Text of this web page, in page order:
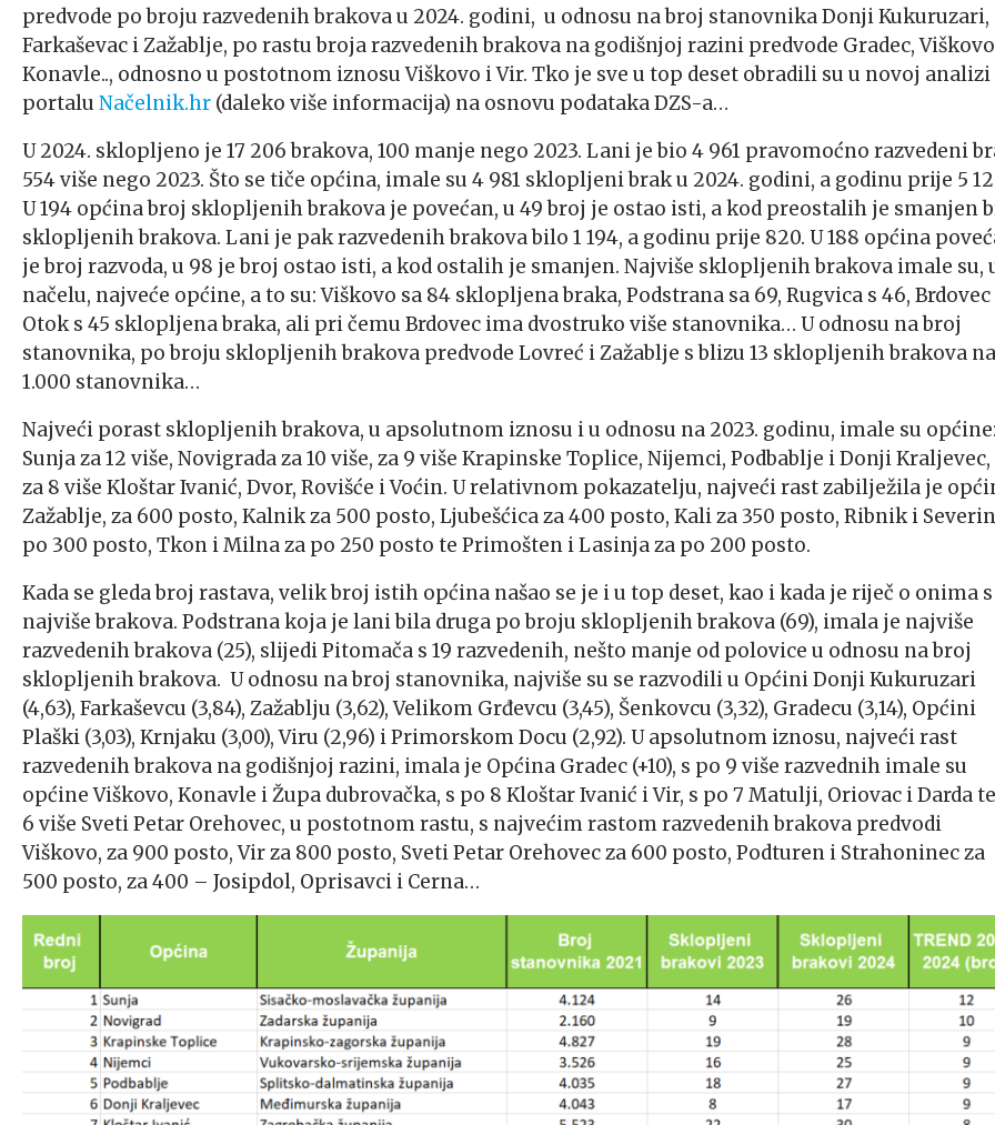
predvode po broju razvedenih brakova u 2024. godini, u odnosu na broj stanovnika Donji Kukuruzari,
Farkaševac i Zažablje, po rastu broja razvedenih brakova na godišnjoj razini predvode Gradec,
Konavle.., odnosno u postotnom iznosu Viškovo i Vir. Tko je sve u top deset obradili su u novoj analizi
portalu Načelnik.hr (daleko više informacija) na osnovu podataka DZS-a…
U 2024. sklopljeno je 17 206 brakova, 100 manje nego 2023. Lani je bio 4 961 pravomoćno razvedeni
554 više nego 2023. Što se tiče općina, imale su 4 981 sklopljeni brak u 2024. godini, a godinu prije 5
U 194 općina broj sklopljenih brakova je povećan, u 49 broj je ostao isti, a kod preostalih je smanjen
sklopljenih brakova. Lani je pak razvedenih brakova bilo 1 194, a godinu prije 820. U 188 općina
je broj razvoda, u 98 je broj ostao isti, a kod ostalih je smanjen. Najviše sklopljenih brakova imale su,
načelu, najveće općine, a to su: Viškovo sa 84 sklopljena braka, Podstrana sa 69, Rugvica s 46,
Otok s 45 sklopljena braka, ali pri čemu Brdovec ima dvostruko više stanovnika… U odnosu na broj
stanovnika, po broju sklopljenih brakova predvode Lovreć i Zažablje s blizu 13 sklopljenih brakova na
1.000 stanovnika…
Najveći porast sklopljenih brakova, u apsolutnom iznosu i u odnosu na 2023. godinu, imale su
Sunja za 12 više, Novigrada za 10 više, za 9 više Krapinske Toplice, Nijemci, Podbablje i Donji Kraljevec,
za 8 više Kloštar Ivanić, Dvor, Rovišće i Voćin. U relativnom pokazatelju, najveći rast zabilježila je
Zažablje, za 600 posto, Kalnik za 500 posto, Ljubešćica za 400 posto, Kali za 350 posto, Ribnik i
po 300 posto, Tkon i Milna za po 250 posto te Primošten i Lasinja za po 200 posto.
Kada se gleda broj rastava, velik broj istih općina našao se je i u top deset, kao i kada je riječ o onima s
najviše brakova. Podstrana koja je lani bila druga po broju sklopljenih brakova (69), imala je najviše
razvedenih brakova (25), slijedi Pitomača s 19 razvedenih, nešto manje od polovice u odnosu na broj
sklopljenih brakova. U odnosu na broj stanovnika, najviše su se razvodili u Općini Donji Kukuruzari
(4,63), Farkaševcu (3,84), Zažablju (3,62), Velikom Grđevcu (3,45), Šenkovcu (3,32), Gradecu (3,14), Općini
Plaški (3,03), Krnjaku (3,00), Viru (2,96) i Primorskom Docu (2,92). U apsolutnom iznosu, najveći rast
razvedenih brakova na godišnjoj razini, imala je Općina Gradec (+10), s po 9 više razvednih imale su
općine Viškovo, Konavle i Župa dubrovačka, s po 8 Kloštar Ivanić i Vir, s po 7 Matulji, Oriovac i Darda
6 više Sveti Petar Orehovec, u postotnom rastu, s najvećim rastom razvedenih brakova predvodi
Viškovo, za 900 posto, Vir za 800 posto, Sveti Petar Orehovec za 600 posto, Podturen i Strahoninec za
500 posto, za 400 – Josipdol, Oprisavci i Cerna…